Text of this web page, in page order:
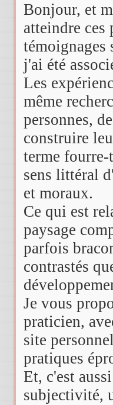
Bonjour, et
atteindre ces
témoignages
j'ai été
Les
même
personnes,
construire
terme
sens littéral
et moraux.
Ce qui est
paysage
parfois
contrastés
Je vous
praticien,
site
pratiques
Et, c'est
subjectivité,